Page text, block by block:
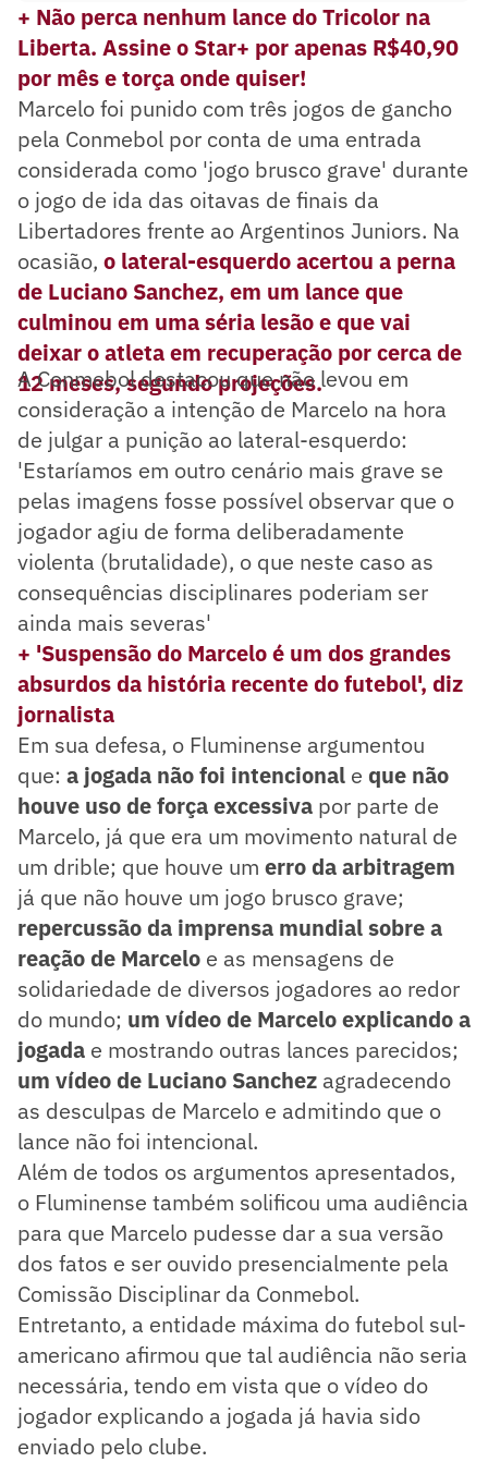
+ Não perca nenhum lance do Tricolor na
Liberta. Assine o Star+ por apenas R$40,90
por mês e torça onde quiser!
Marcelo foi punido com três jogos de gancho
pela Conmebol por conta de uma entrada
considerada como 'jogo brusco grave' durante
o jogo de ida das oitavas de finais da
Libertadores frente ao Argentinos Juniors. Na
ocasião, o lateral-esquerdo acertou a perna
de Luciano Sanchez, em um lance que
culminou em uma séria lesão e que vai
deixar o atleta em recuperação por cerca de
12 meses, segundo projeções.
A Conmebol destacou que não levou em
consideração a intenção de Marcelo na hora
de julgar a punição ao lateral-esquerdo:
'Estaríamos em outro cenário mais grave se
pelas imagens fosse possível observar que o
jogador agiu de forma deliberadamente
violenta (brutalidade), o que neste caso as
consequências disciplinares poderiam ser
ainda mais severas'
+ 'Suspensão do Marcelo é um dos grandes
absurdos da história recente do futebol', diz
jornalista
Em sua defesa, o Fluminense argumentou
que: a jogada não foi intencional e que não
houve uso de força excessiva por parte de
Marcelo, já que era um movimento natural de
um drible; que houve um erro da arbitragem
já que não houve um jogo brusco grave;
repercussão da imprensa mundial sobre a
reação de Marcelo e as mensagens de
solidariedade de diversos jogadores ao redor
do mundo; um vídeo de Marcelo explicando a
jogada e mostrando outras lances parecidos;
um vídeo de Luciano Sanchez agradecendo
as desculpas de Marcelo e admitindo que o
lance não foi intencional.
Além de todos os argumentos apresentados,
o Fluminense também solificou uma audiência
para que Marcelo pudesse dar a sua versão
dos fatos e ser ouvido presencialmente pela
Comissão Disciplinar da Conmebol.
Entretanto, a entidade máxima do futebol sul-
americano afirmou que tal audiência não seria
necessária, tendo em vista que o vídeo do
jogador explicando a jogada já havia sido
enviado pelo clube.